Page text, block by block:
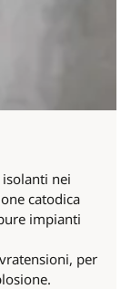
nei
catodica
impianti
per